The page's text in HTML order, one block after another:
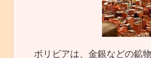
ボリビアは、金銀などの鉱